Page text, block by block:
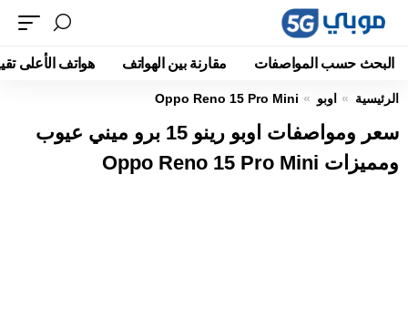
البحث حسب المواصفات مقارنة بين الهواتف هواتف الأعلى
الرئيسية اوبو Oppo Reno 15 Pro Mini
سعر ومواصفات اوبو رينو 15 برو ميني عيوب
ومميزات Oppo Reno 15 Pro Mini